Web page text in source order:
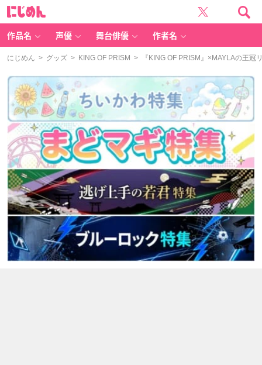
作品名 声優 舞台俳優 作者名
にじめん > グッズ > KING OF PRISM > 『KING OF PRISM』×MAYLAの王冠